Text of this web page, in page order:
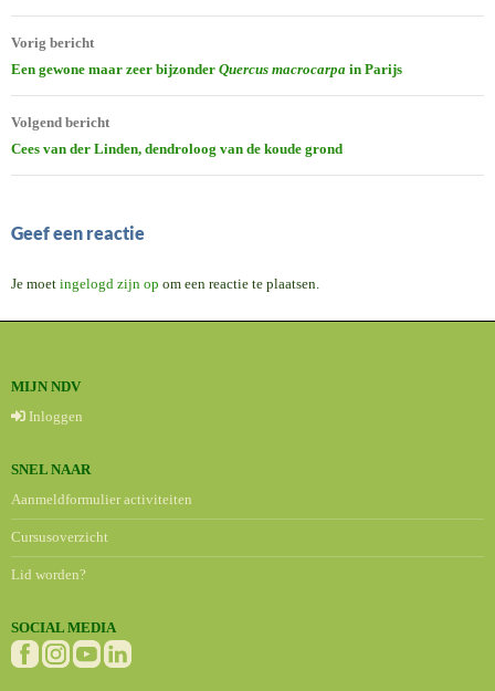
Bericht
navigatie
Vorig bericht
Een gewone maar zeer bijzonder Quercus macrocarpa in Parijs
Volgend bericht
Cees van der Linden, dendroloog van de koude grond
Geef een reactie
Je moet ingelogd zijn op om een reactie te plaatsen.
MIJN NDV
Inloggen
SNEL NAAR
Aanmeldformulier activiteiten
Cursusoverzicht
Lid worden?
SOCIAL MEDIA